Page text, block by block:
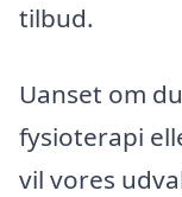
tilbud.
Uanset om
fysioterapi
vil vores